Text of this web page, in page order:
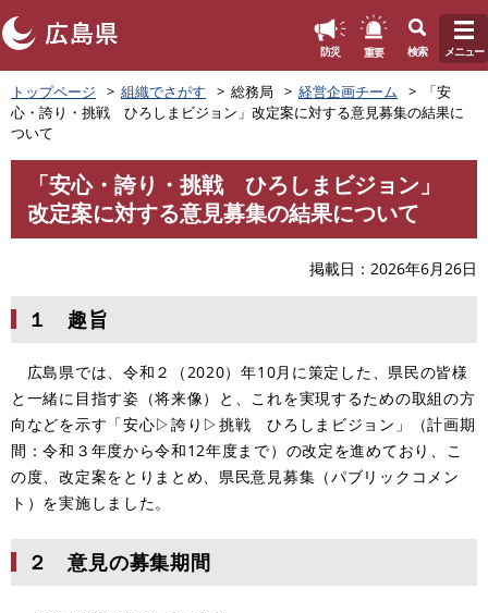
ペ
ー
ジ
す
防災 重要 検索 メニュー
トップページ 組織でさがす 総務局 経営企画チーム
「安
心・誇り・挑戦 ひろしまビジョン」改定案に対する意見募集の結果に
ついて
「安心・誇り・挑戦 ひろしまビジョン」
改定案に対する意見募集の結果について
掲載日 2026年6月26日
１ 趣旨
広島県では、令和２（2020）年10月に策定した、県民の皆様
と一緒に目指す姿（将来像）と、これを実現するための取組の方
向などを示す「安心▷誇り▷挑戦 ひろしまビジョン」（計画期
間：令和３年度から令和12年度まで）の改定を進めており、こ
の度、改定案をとりまとめ、県民意見募集（パブリックコメン
ト）を実施しました。
２ 意見の募集期間